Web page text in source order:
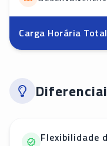
Carga Horária Total
Flexibilidade